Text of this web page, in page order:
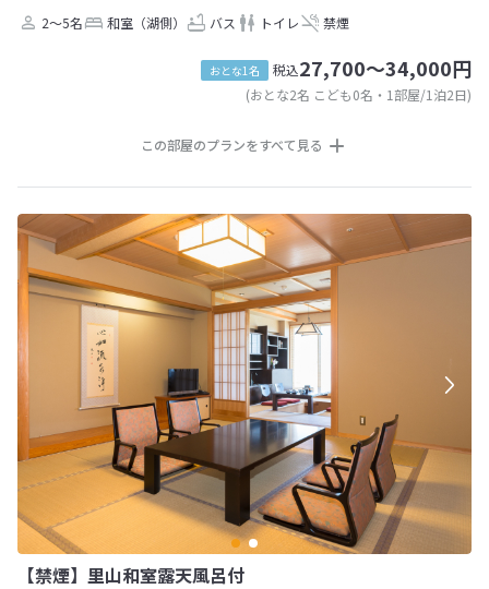
2～5名
和室（湖側） バス トイレ 禁煙
おとな1名 税込27,700～34,000円
(おとな2名 こども0名・1部屋/1泊2日)
この部屋のプランをすべて見る
【禁煙】里山和室露天風呂付